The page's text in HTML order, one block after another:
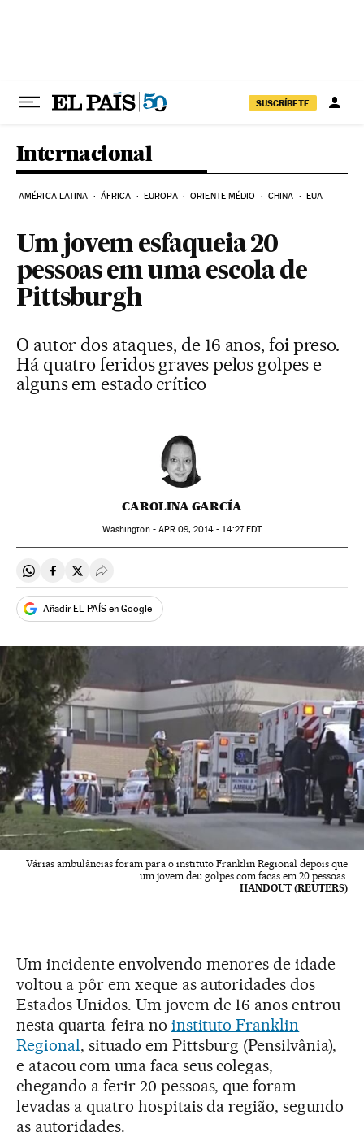
SUSCRÍBETE
Internacional
AMÉRICA LATINA ÁFRICA EUROPA ORIENTE MÉDIO CHINA EUA
Um jovem esfaqueia 20
pessoas em uma escola de
Pittsburgh
O autor dos ataques, de 16 anos, foi preso.
Há quatro feridos graves pelos golpes e
alguns em estado crítico
CAROLINA GARCÍA
Washington - APR 09, 2014 - 14:27EDT
Compartir en Whatsapp
Compartir en Facebook
Compartir en Twitter
Desplegar Redes Sociales
Añadir EL PAÍS en Google
Várias ambulâncias foram para o instituto Franklin Regional depois que
um jovem deu golpes com facas em 20 pessoas.
HANDOUT (REUTERS)
Um incidente envolvendo menores de idade
voltou a pôr em xeque as autoridades dos
Estados Unidos. Um jovem de 16 anos entrou
nesta quarta-feira no instituto Franklin
Regional, situado em Pittsburg (Pensilvânia),
e atacou com uma faca seus colegas,
chegando a ferir 20 pessoas, que foram
levadas a quatro hospitais da região, segundo
as autoridades.